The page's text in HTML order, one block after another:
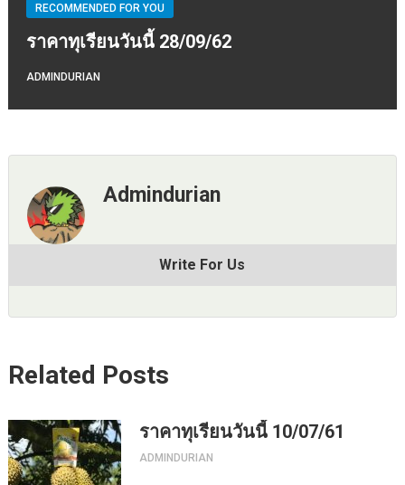
RECOMMENDED FOR YOU
ราคาทุเรียนวันนี้ 28/09/62
ADMINDURIAN
Admindurian
Write For Us
Related Posts
ราคาทุเรียนวันนี้ 10/07/61
ADMINDURIAN